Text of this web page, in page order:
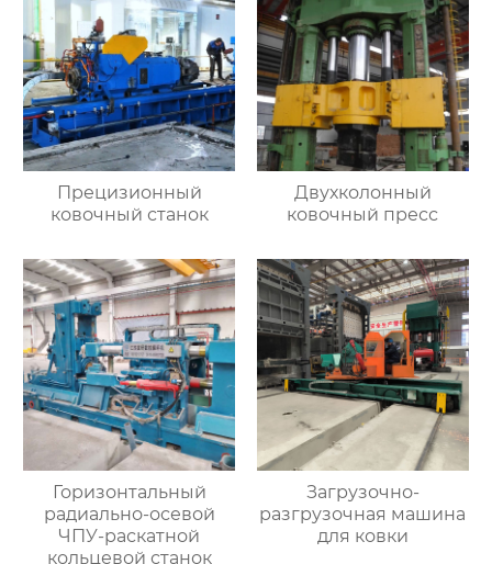
Прецизионный
ковочный станок
Двухколонный
ковочный пресс
Горизонтальный
радиально-осевой
ЧПУ-раскатной
кольцевой станок
Загрузочно-
разгрузочная машина
для ковки